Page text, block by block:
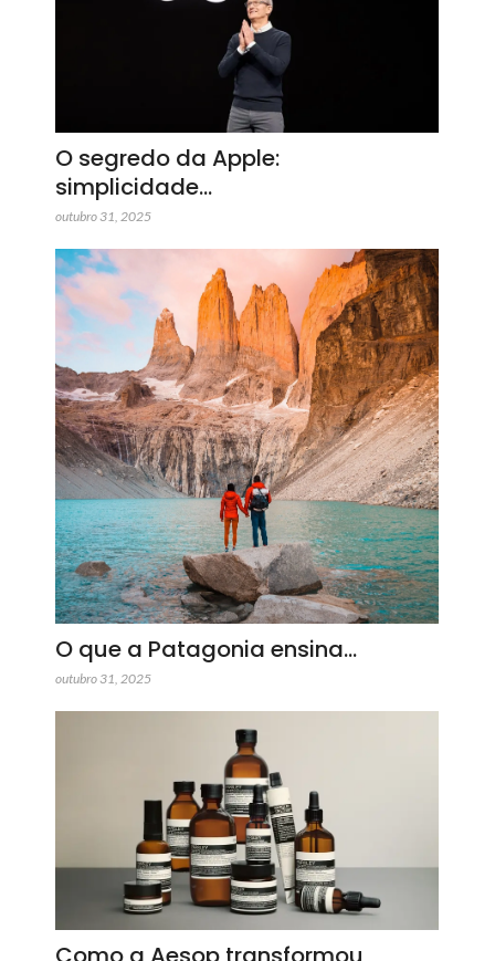
O segredo da Apple:
simplicidade…
outubro 31, 2025
O que a Patagonia ensina…
outubro 31, 2025